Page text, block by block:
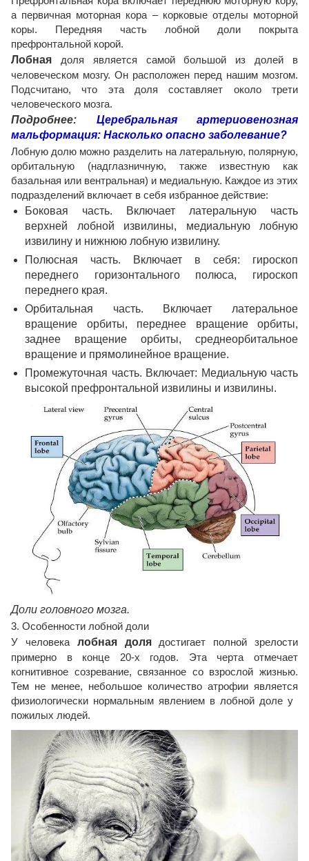
а первичная моторная кора – корковые отделы моторной
коры. Передняя часть лобной доли покрыта
префронтальной корой.
Лобная доля является самой большой из долей в
человеческом мозгу. Он расположен перед нашим мозгом.
Подсчитано, что эта доля составляет около трети
человеческого мозга.
Подробнее: Церебральная артериовенозная
мальформация: Насколько опасно заболевание?
Лобную долю можно разделить на латеральную, полярную,
орбитальную (надглазничную, также известную как
базальная или вентральная) и медиальную. Каждое из этих
подразделений включает в себя избранное действие:
Боковая часть. Включает латеральную часть
верхней лобной извилины, медиальную лобную
извилину и нижнюю лобную извилину.
Полюсная часть. Включает в себя: гироскоп
переднего горизонтального полюса, гироскоп
переднего края.
Орбитальная часть. Включает латеральное
вращение орбиты, переднее вращение орбиты,
заднее вращение орбиты, среднеорбитальное
вращение и прямолинейное вращение.
Промежуточная часть. Включает: Медиальную часть
высокой префронтальной извилины и извилины.
Доли головного мозга.
3. Особенности лобной доли
У человека лобная долядостигает полной зрелости
примерно в конце 20-х годов. Эта черта отмечает
когнитивное созревание, связанное со взрослой жизнью.
Тем не менее, небольшое количество атрофии является
физиологически нормальным явлением в лобной доле у ​​
пожилых людей.